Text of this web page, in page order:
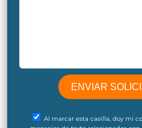
Al marcar esta casilla, doy mi